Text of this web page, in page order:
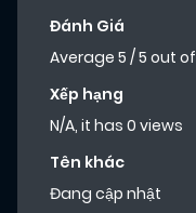
Đánh Giá
Average 5 /5 out of
Xếp hạng
N/A, it has 0 views
Tên khác
Đang cập nhật